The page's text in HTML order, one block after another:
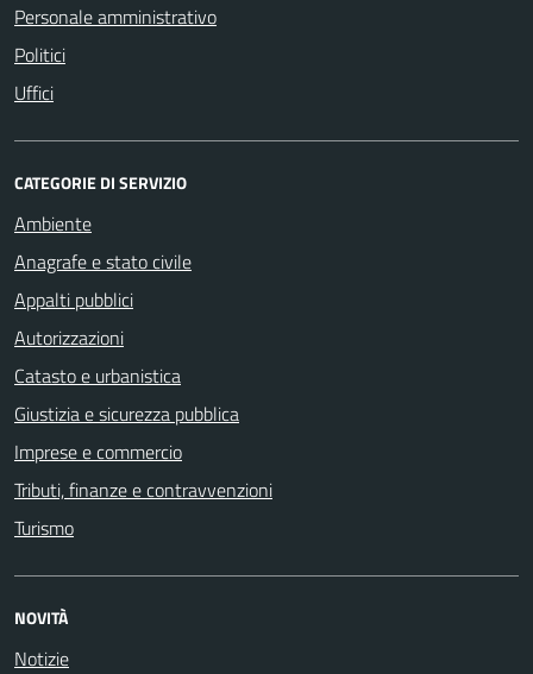
Personale amministrativo
Politici
Uffici
CATEGORIE DI SERVIZIO
Ambiente
Anagrafe e stato civile
Appalti pubblici
Autorizzazioni
Catasto e urbanistica
Giustizia e sicurezza pubblica
Imprese e commercio
Tributi, finanze e contravvenzioni
Turismo
NOVITÀ
Notizie